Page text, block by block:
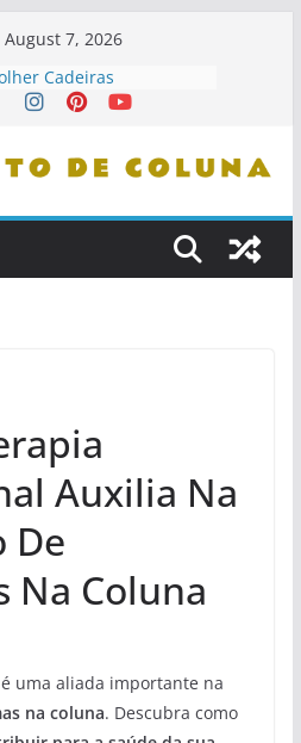
August 7, 2026
Cadeiras
Para Entender
Corretamente Da
Auxilia Na
De
Na Coluna
é uma aliada importante na
na coluna. Descubra como